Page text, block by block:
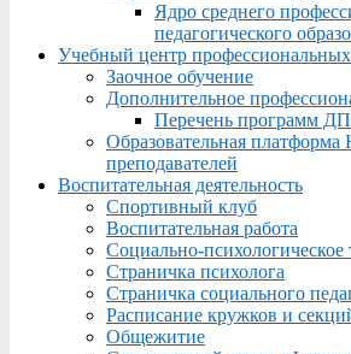
Ядро среднего
педагогического
Учебный центр
Заочное обучение
Дополнительное
Перечень программ
Образовательная
преподавателей
Воспитательная деятельность
Спортивный клуб
Воспитательная работа
Социально-психологическое
Страничка психолога
Страничка социального
Расписание кружков и
Общежитие